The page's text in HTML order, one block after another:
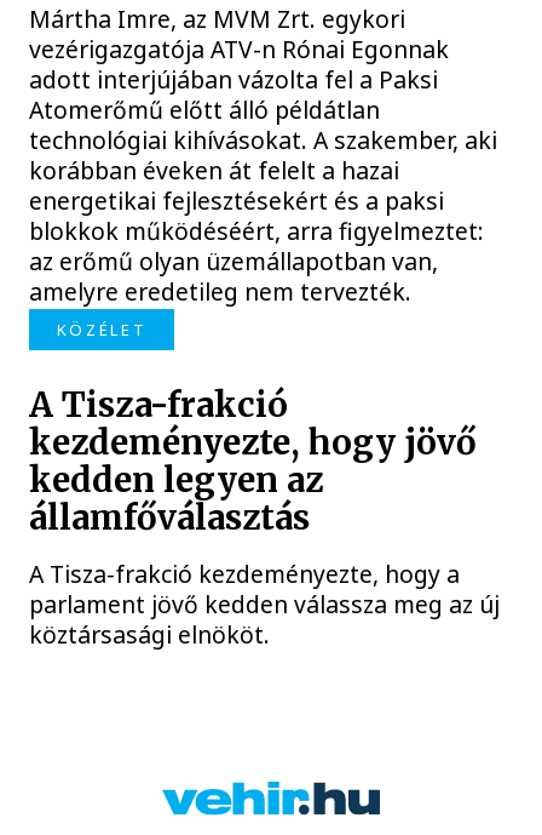
Mártha Imre, az MVM Zrt. egykori
vezérigazgatója ATV-n Rónai Egonnak
adott interjújában vázolta fel a Paksi
Atomerőmű előtt álló példátlan
technológiai kihívásokat. A szakember, aki
korábban éveken át felelt a hazai
energetikai fejlesztésekért és a paksi
blokkok működéséért, arra figyelmeztet:
az erőmű olyan üzemállapotban van,
amelyre eredetileg nem tervezték.
KÖZÉLET
A Tisza-frakció
kezdeményezte, hogy jövő
kedden legyen az
államfőválasztás
A Tisza-frakció kezdeményezte, hogy a
parlament jövő kedden válassza meg az új
köztársasági elnököt.